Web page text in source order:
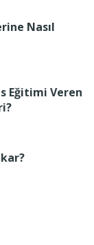
Nasıl
Eğitimi Veren